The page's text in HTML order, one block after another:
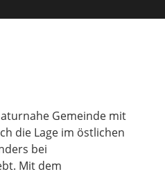
Gemeinde mit
die Lage im östlichen
bei
Mit dem